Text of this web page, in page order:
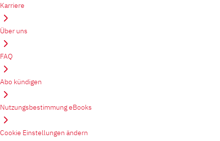
Karriere
Über uns
FAQ
Abo kündigen
Nutzungsbestimmung eBooks
Cookie Einstellungen ändern